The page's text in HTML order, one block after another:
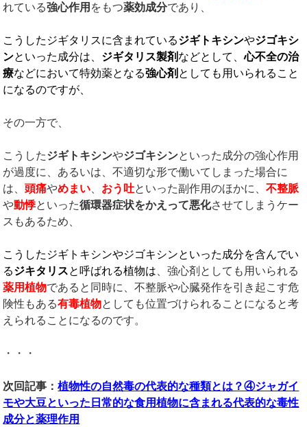
れている強心作用 をもつ薬効成分であり、
こうしたジギタリスに含まれているジギトキシンやジゴキシ
ンといった成分は、 ジギタリス製剤 などとして、心不全の治
療などにおいて特効薬となる強心剤 としても用いられること
になるのですが、
その一方で、
こうしたジギトキシンやジゴキシンといった成分の強心作用
が過度に、あるいは、不適切な形で働いてしまった場合に
は、頭痛やめまい おう吐といった副作用のほかに、不整脈
や動悸といった循環器症状をかえって悪化させてしまうケー
スもあるため、
こうしたジギトキシンやジゴキシンといった成分を含んでい
るジキタリスと呼ばれる植物は 、強心剤としても用いられる
薬用植物であると同時に、不整脈や心臓発作を引き起こす危
険性もある有毒植物としても位置づけられることになると考
えられることになるのです。
・・・
次回記事：植物性の自然毒の代表的な種類とは？④ジャガイ
モや大豆といった日常的な食用植物に含まれる代表的な毒性
成分と薬理作用